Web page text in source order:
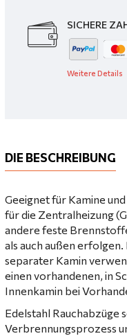
SICHERE
Weitere Details
DIE BESCHREIBUNG
Geeignet für Kamine
für die Zentralheizung
andere feste
als auch außen
separater Kamin
einen vorhandenen, in
Innenkamin bei
Edelstahl Rauchabzüge
Verbrennungsprozess